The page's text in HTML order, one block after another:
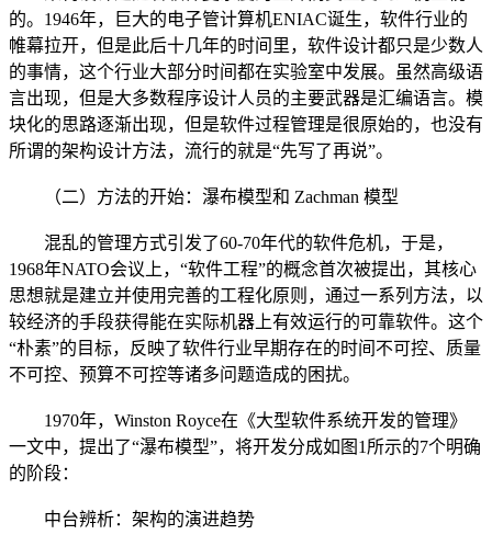
的。1946年，巨大的电子管计算机ENIAC诞生，软件行业的
帷幕拉开，但是此后十几年的时间里，软件设计都只是少数人
的事情，这个行业大部分时间都在实验室中发展。虽然高级语
言出现，但是大多数程序设计人员的主要武器是汇编语言。模
块化的思路逐渐出现，但是软件过程管理是很原始的，也没有
所谓的架构设计方法，流行的就是“先写了再说”。
（二）方法的开始：瀑布模型和 Zachman 模型
混乱的管理方式引发了60-70年代的软件危机，于是，
1968年NATO会议上，“软件工程”的概念首次被提出，其核心
思想就是建立并使用完善的工程化原则，通过一系列方法，以
较经济的手段获得能在实际机器上有效运行的可靠软件。这个
“朴素”的目标，反映了软件行业早期存在的时间不可控、质量
不可控、预算不可控等诸多问题造成的困扰。
1970年，Winston Royce在《大型软件系统开发的管理》
一文中，提出了“瀑布模型”，将开发分成如图1所示的7个明确
的阶段：
中台辨析：架构的演进趋势